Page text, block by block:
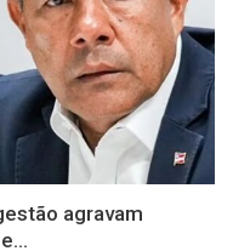
agravam